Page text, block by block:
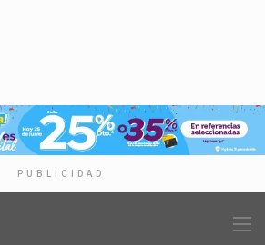
PUBLICIDAD